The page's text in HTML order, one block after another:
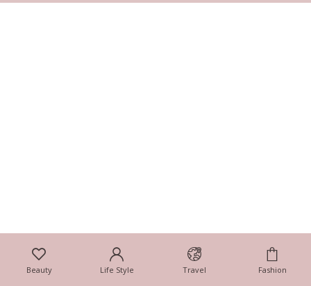
Beauty Life Style Travel Fashion